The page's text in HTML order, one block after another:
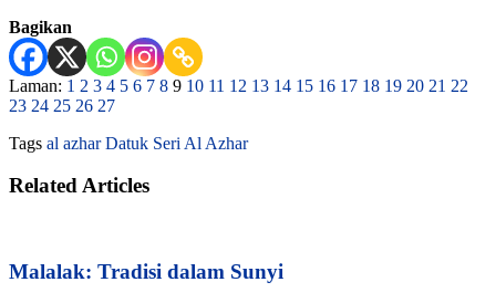
Bagikan
Laman: 1 2 3 4 5 6 7 8 9 10 11 12 13 14 15 16 17 18 19 20 21 22
23 24 25 26 27
Tags al azhar Datuk Seri Al Azhar
Related Articles
Malalak: Tradisi dalam Sunyi